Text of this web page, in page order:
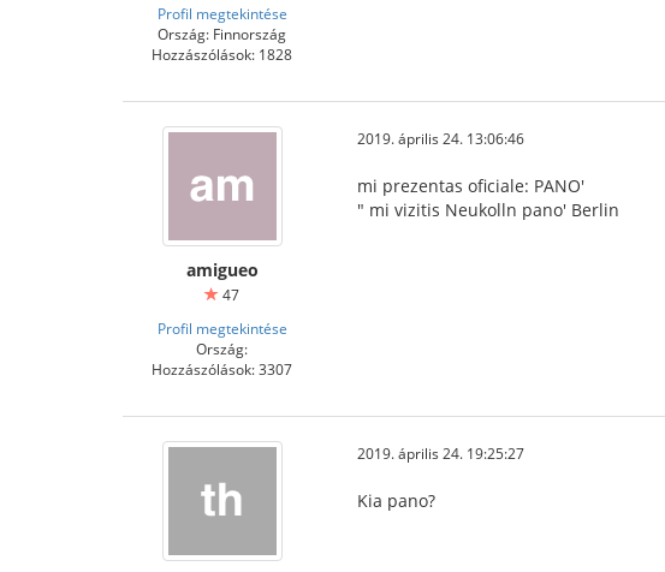
Profil megtekintése
Ország: Finnország
Hozzászólások: 1828
amigueo
47
Profil megtekintése
Ország:
Hozzászólások: 3307
2019. április 24. 13:06:46
mi prezentas oficiale: PANO'
" mi vizitis Neukolln pano' Berlin
2019. április 24. 19:25:27
Kia pano?